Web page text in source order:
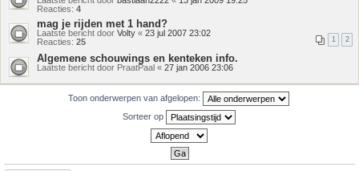
Reacties: 4
mag je rijden met 1 hand?
Laatste bericht door Volty « 23 jul 2007 23:02
Reacties: 25 1 2
Algemene schouwings en kenteken info.
Laatste bericht door PraatPaal « 27 jan 2006 23:06
Toon onderwerpen van afgelopen:
Sorteer op